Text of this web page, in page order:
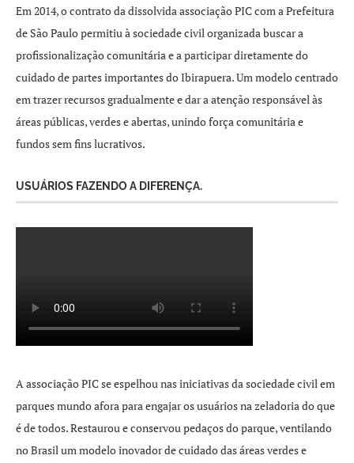
Em 2014, o contrato da dissolvida associação PIC com a Prefeitura
de São Paulo permitiu à sociedade civil organizada buscar a
profissionalização comunitária e a participar diretamente do
cuidado de partes importantes do Ibirapuera. Um modelo centrado
em trazer recursos gradualmente e dar a atenção responsável às
áreas públicas, verdes e abertas, unindo força comunitária e
fundos sem fins lucrativos.
USUÁRIOS FAZENDO A DIFERENÇA.
A associação PIC se espelhou nas iniciativas da sociedade civil em
parques mundo afora para engajar os usuários na zeladoria do que
é de todos. Restaurou e conservou pedaços do parque, ventilando
no Brasil um modelo inovador de cuidado das áreas verdes e